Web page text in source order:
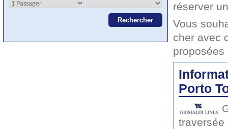
réserver
Vous
cher avec
proposées
Porto
traversée